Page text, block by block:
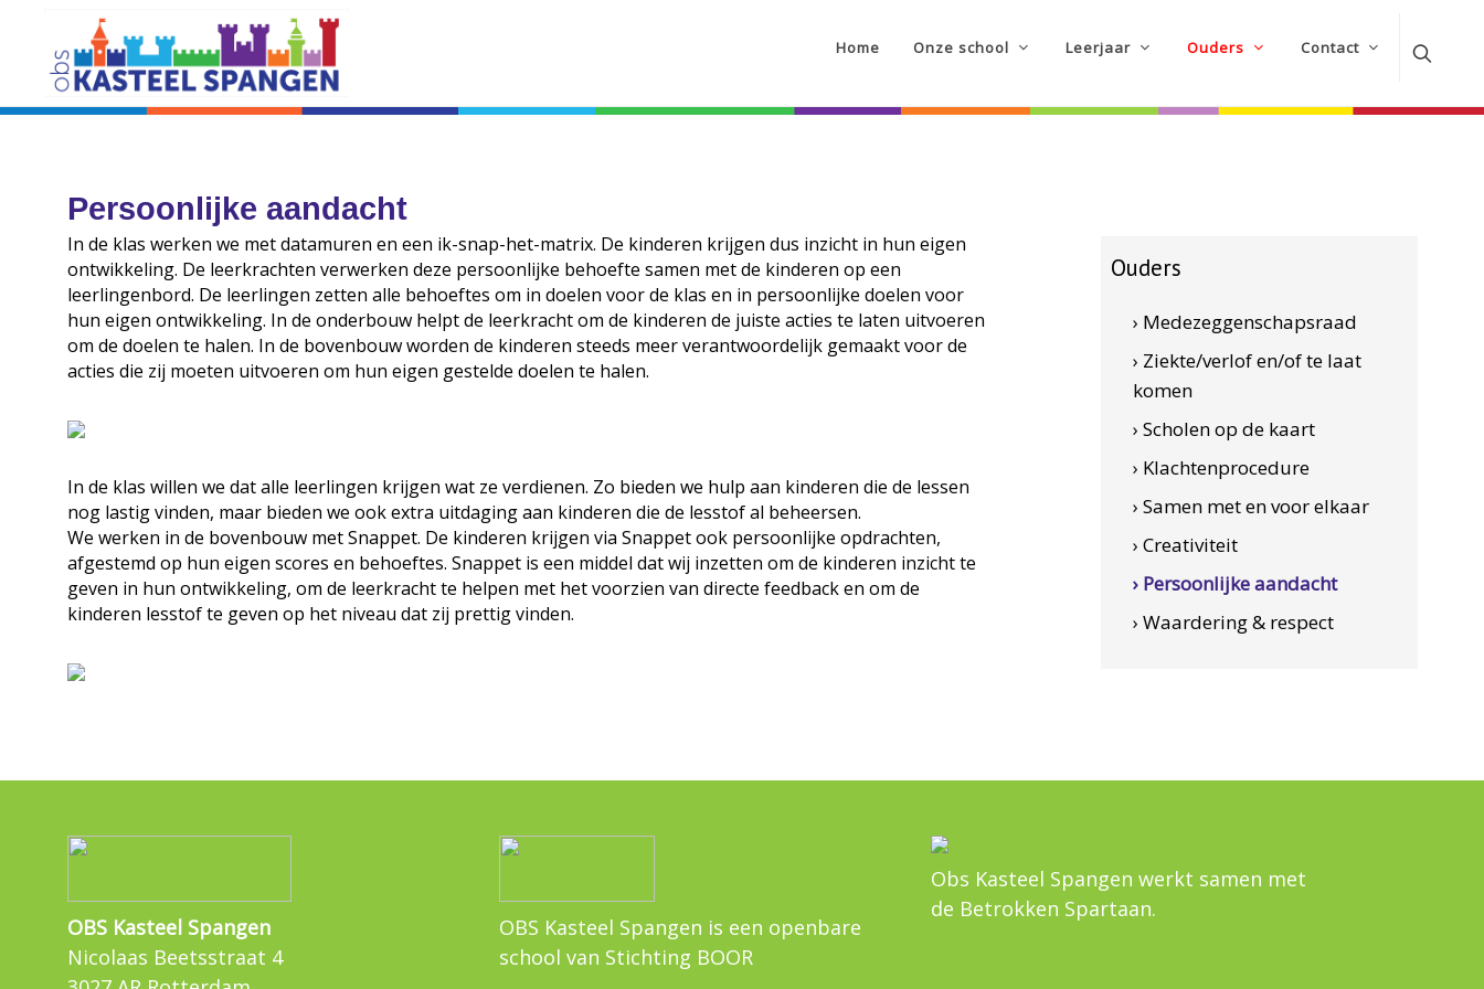
Home Onze school Leerjaar Ouders Contact
Persoonlijke aandacht
In de klas werken we met datamuren en een ik-snap-het-matrix. De kinderen krijgen dus inzicht in hun eigen
ontwikkeling. De leerkrachten verwerken deze persoonlijke behoefte samen met de kinderen op een
leerlingenbord. De leerlingen zetten alle behoeftes om in doelen voor de klas en in persoonlijke doelen voor
hun eigen ontwikkeling. In de onderbouw helpt de leerkracht om de kinderen de juiste acties te laten uitvoeren
om de doelen te halen. In de bovenbouw worden de kinderen steeds meer verantwoordelijk gemaakt voor de
acties die zij moeten uitvoeren om hun eigen gestelde doelen te halen.
In de klas willen we dat alle leerlingen krijgen wat ze verdienen. Zo bieden we hulp aan kinderen die de lessen
nog lastig vinden, maar bieden we ook extra uitdaging aan kinderen die de lesstof al beheersen.
We werken in de bovenbouw met Snappet. De kinderen krijgen via Snappet ook persoonlijke opdrachten,
afgestemd op hun eigen scores en behoeftes. Snappet is een middel dat wij inzetten om de kinderen inzicht te
geven in hun ontwikkeling, om de leerkracht te helpen met het voorzien van directe feedback en om de
kinderen lesstof te geven op het niveau dat zij prettig vinden.
Ouders
› Medezeggenschapsraad
› Ziekte/verlof en/of te laat
komen
› Scholen op de kaart
› Klachtenprocedure
› Samen met en voor elkaar
› Creativiteit
› Persoonlijke aandacht
› Waardering & respect
OBS Kasteel Spangen
Nicolaas Beetsstraat 4
OBS Kasteel Spangen is een openbare
school van Stichting BOOR
Obs Kasteel Spangen werkt samen met
de Betrokken Spartaan.